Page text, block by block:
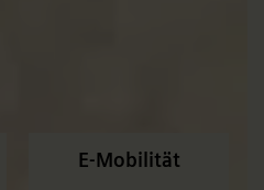
E-Mobilität